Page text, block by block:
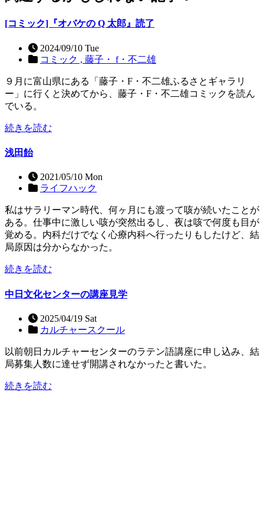
[コミック]『オバケの Q 太郎』読了
2024/09/10 Tue
コミック , 藤子・ f・不二雄
９月に富山県にある「藤子・F・不二雄ふるさとギャラリ
ー」に行くと決めてから、藤子・F・不二雄コミックを読ん
でいる。
続きを読む
浅田飴
2021/05/10 Mon
ライフハック
私はサラリーマン時代、何ヶ月にも渡って咳が続いたことが
ある。仕事中に激しい咳が突然出るし、夜は咳で何度も目が
覚める。内科だけでなく心療内科へ行ったりもしたけど、結
局原因は分からなかった。
続きを読む
中日文化センターの講座見学
2025/04/19 Sat
カルチャースクール
以前朝日カルチャーセンターのラテン語講座に申し込み、結
局募集人数に達せず開講されなかったと書いた。
続きを読む